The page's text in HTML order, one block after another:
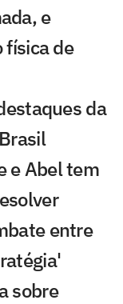
e
física de
da
e Abel tem
entre
sobre